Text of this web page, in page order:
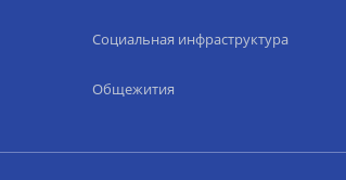
Социальная инфраструктура
Общежития